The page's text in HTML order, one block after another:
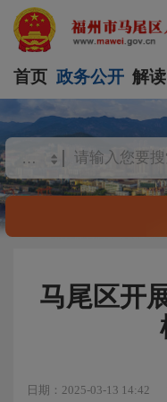
首页 政务公开 解
马尾区开
日期：2025-03-13 14:42